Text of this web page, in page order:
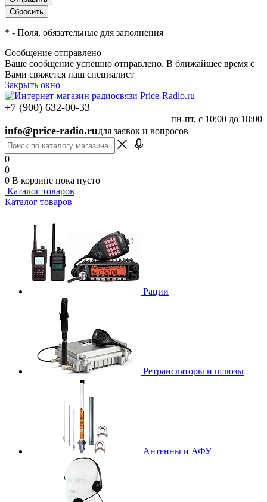
* - Поля, обязательные для заполнения
Сообщение отправлено
Ваше сообщение успешно отправлено. В ближайшее время с
Вами свяжется наш специалист
Закрыть окно
+7 (900) 632-00-33
пн-пт, с 10:00 до 18:00
info@price-radio.ruдля заявок и вопросов
0
0
0 В корзине пока пусто
Каталог товаров
Каталог товаров
Рации
Ретрансляторы и шлюзы
Антенны и АФУ